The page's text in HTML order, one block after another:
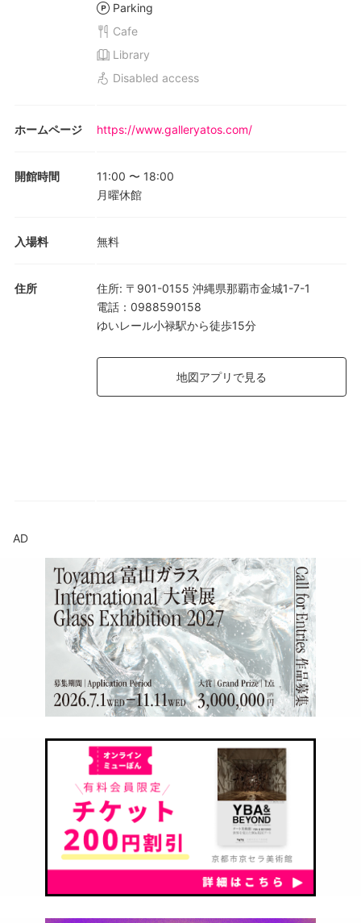
Parking
Cafe
Library
Disabled access
ホームページ https://www.galleryatos.com/
開館時間 11:00 〜 18:00
月曜休館
入場料 無料
住所 住所: 〒901-0155 沖縄県那覇市金城1-7-1
電話 ： 0988590158
ゆいレール小禄駅から徒歩15分
地図アプリで見る
AD